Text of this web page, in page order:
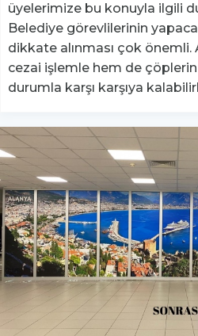
üyelerimize bu konuyla ilgili
Belediye görevlilerinin
dikkate alınması çok
cezai işlemle hem de
durumla karşı karşıya